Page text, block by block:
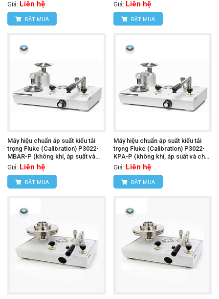
Giá: Liên hệ
ĐẶT MUA
Giá: Liên hệ
ĐẶT MUA
Máy hiệu chuẩn áp suất kiểu tải
trọng Fluke (Calibration) P3022-
MBAR-P (không khí, áp suất và
chân không đến 1,000 mbar, PCU
đôi)
Giá: Liên hệ
ĐẶT MUA
Máy hiệu chuẩn áp suất kiểu tải
trọng Fluke (Calibration) P3022-
KPA-P (không khí, áp suất và chân
không đến 100 kPa, PCU đôi)
Giá: Liên hệ
ĐẶT MUA